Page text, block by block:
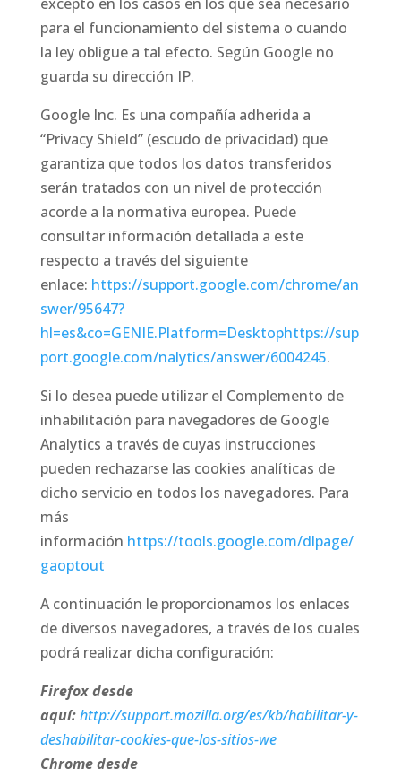
para el funcionamiento del sistema o cuando
la ley obligue a tal efecto. Según Google no
guarda su dirección IP.
Google Inc. Es una compañía adherida a
“Privacy Shield” (escudo de privacidad) que
garantiza que todos los datos transferidos
serán tratados con un nivel de protección
acorde a la normativa europea. Puede
consultar información detallada a este
respecto a través del siguiente
enlace: https://support.google.com/chrome/an
swer/95647?
hl=es&co=GENIE.Platform=Desktophttps://sup
port.google.com/nalytics/answer/6004245.
Si lo desea puede utilizar el Complemento de
inhabilitación para navegadores de Google
Analytics a través de cuyas instrucciones
pueden rechazarse las cookies analíticas de
dicho servicio en todos los navegadores. Para
más
información https://tools.google.com/dlpage/
gaoptout
A continuación le proporcionamos los enlaces
de diversos navegadores, a través de los cuales
podrá realizar dicha configuración:
Firefox desde
aquí:http://support.mozilla.org/es/kb/habilitar-y-
deshabilitar-cookies-que-los-sitios-we
Chrome desde